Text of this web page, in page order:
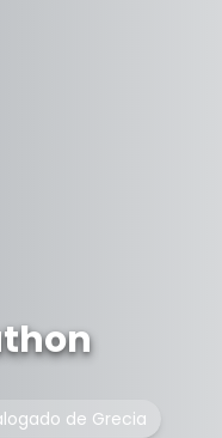
de Grecia